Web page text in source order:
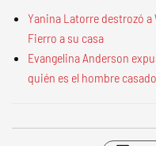
Yanina Latorre destrozó a
Fierro a su casa
Evangelina Anderson
quién es el hombre